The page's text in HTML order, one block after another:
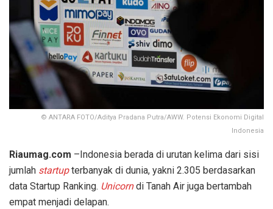
© ANTARA FOTO/Aditya Pradana Putra/AWW. Potensi Ekonomi Digital
Indonesia
Riaumag.com –Indonesia berada di urutan kelima dari sisi
jumlah startup terbanyak di dunia, yakni 2.305 berdasarkan
data Startup Ranking. Unicorn di Tanah Air juga bertambah
empat menjadi delapan.